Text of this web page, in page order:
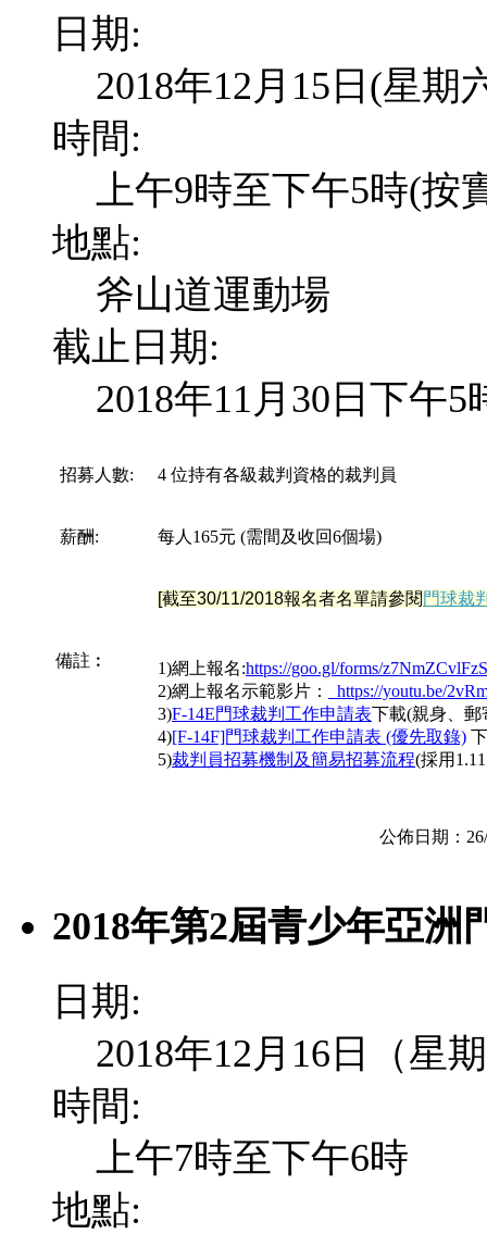
日期:
2018年12月15日(星期
時間:
上午9時至下午5時(按
地點:
斧山道運動場
截止日期:
2018年11月30日下午5
招募人數: 4 位持有各級裁判資格的裁判員
薪酬: 每人165元 (需間及收回6個場)
[截至30/11/2018報名者名單請參閱 門球裁
備註︰ 1)網上報名:https://goo.gl/forms/
2)網上報名示範影片：
https://youtu.be/
3)F-14E門球裁判工作申請表下載(親身、郵
4)[F-14F]門球裁判工作申請表 (優先取錄)
5)裁判員招募機制及簡易招募流程(採用
公佈日期：26/11/
2018年第2屆青少年亞洲
日期:
2018年12月16日（星
時間:
上午7時至下午6時
地點: